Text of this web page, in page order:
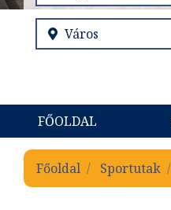
FŐOLDAL
Főoldal Sportutak